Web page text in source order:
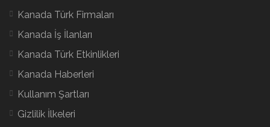
Kanada Türk Firmaları
Kanada İş İlanları
Kanada Türk Etkinlikleri
Kanada Haberleri
Kullanım Şartları
Gizlilik İlkeleri